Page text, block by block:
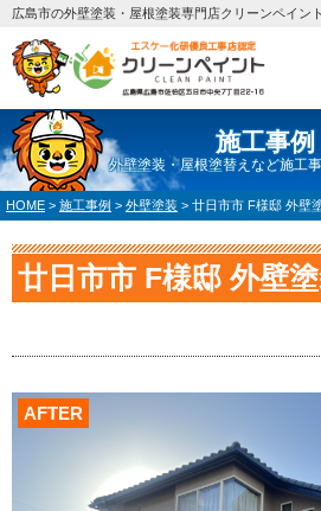
広島市の外壁塗装・屋根塗装専門店クリーンペイント
施工事例
外壁塗装・屋根塗替えなど施工
HOME > 施工事例 > 外壁塗装 > 廿日市市 F様邸 外壁
廿日市市 F様邸 外壁
AFTER